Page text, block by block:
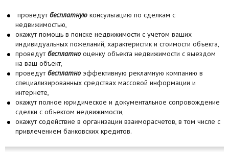
проведутбесплатную консультацию по сделкам с
недвижимостью,
окажут помощь в поиске недвижимости с учетом ваших
индивидуальных пожеланий, характеристик и стоимости объекта,
проведутбесплатно оценку объекта недвижимости с выездом
на ваш объект,
проведутбесплатно эффективную рекламную компанию в
специализированных средствах массовой информации и
интернете,
окажут полное юридическое и документальное сопровождение
сделки с объектом недвижимости,
окажут содействие в организации взаиморасчетов, в том числе с
привлечением банковских кредитов.